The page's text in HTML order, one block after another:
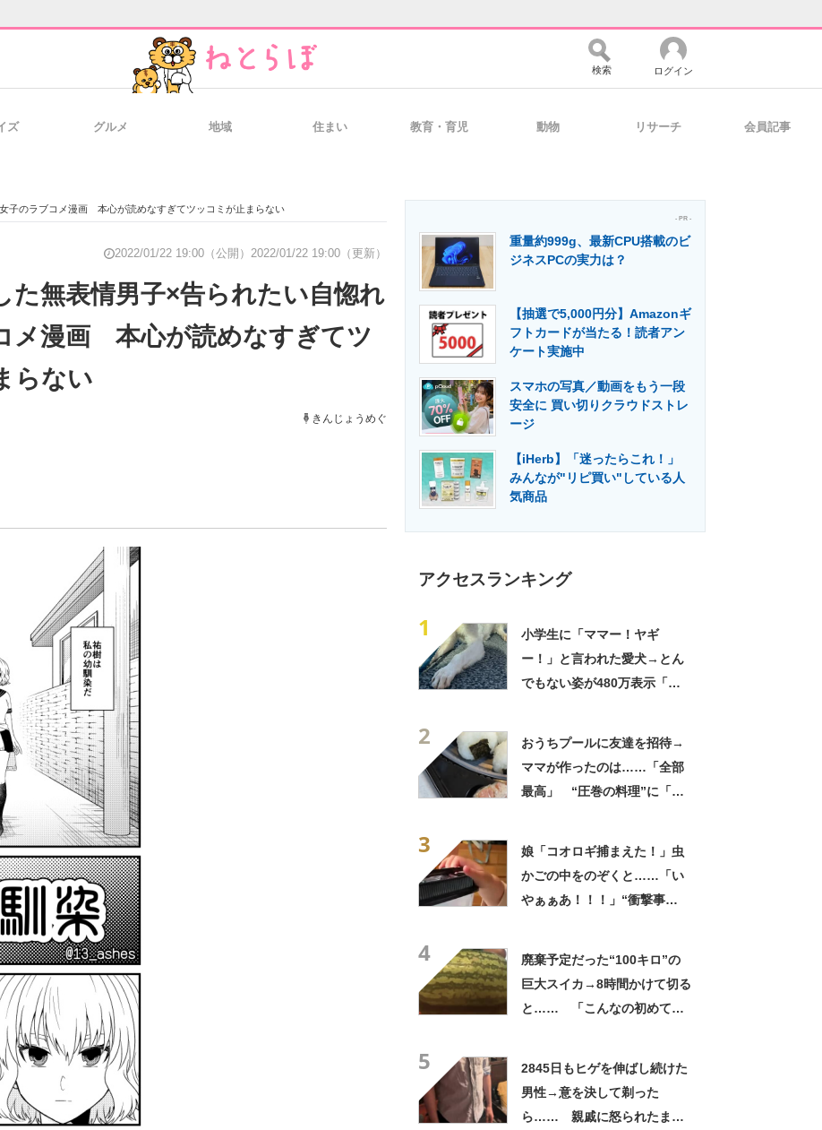
経営リーダーのコミュニティ マーケ×ITの今がよく分かる
IT製品の総合サイト IT製品の技術・比較・事例 製造業のIT導入・活用を支援
エネルギーの専門メディア 建設×テクノロジーの最前線
検索 ログイン
ズ グルメ 地域 住まい 教育・育児 動物 リサーチ 会員記事
子のラブコメ漫画 本心が読めなすぎてツッコミが止まらない
2022/01/22 19:00（公開） 2022/01/22 19:00（更新）
た無表情男子×告られたい自惚れ
メ漫画 本心が読めなすぎてツ
らない
きんじょうめぐ
- PR -
重量約999g、最新CPU搭載のビ
ジネスPCの実力は？
【抽選で5,000円分】Amazonギ
フトカードが当たる！読者アン
ケート実施中
スマホの写真／動画をもう一段
安全に 買い切りクラウドストレ
ージ
【iHerb】「迷ったらこれ！」
みんなが"リピ買い"している人
気商品
アクセスランキング
1
小学生に「ママー！ヤギ
ー！」と言われた愛犬→とん
でもない姿が480万表示「ど
2
おうちプールに友達を招待→
ママが作ったのは……「全部
最高」 “圧巻の料理”に「う
3
娘「コオロギ捕まえた！」虫
かごの中をのぞくと……「い
やぁぁあ！！！」“衝撃事
4
廃棄予定だった“100キロ”の
巨大スイカ→8時間かけて切る
と…… 「こんなの初めて見
5
2845日もヒゲを伸ばし続けた
男性→意を決して剃った
ら…… 親戚に怒られたまさ